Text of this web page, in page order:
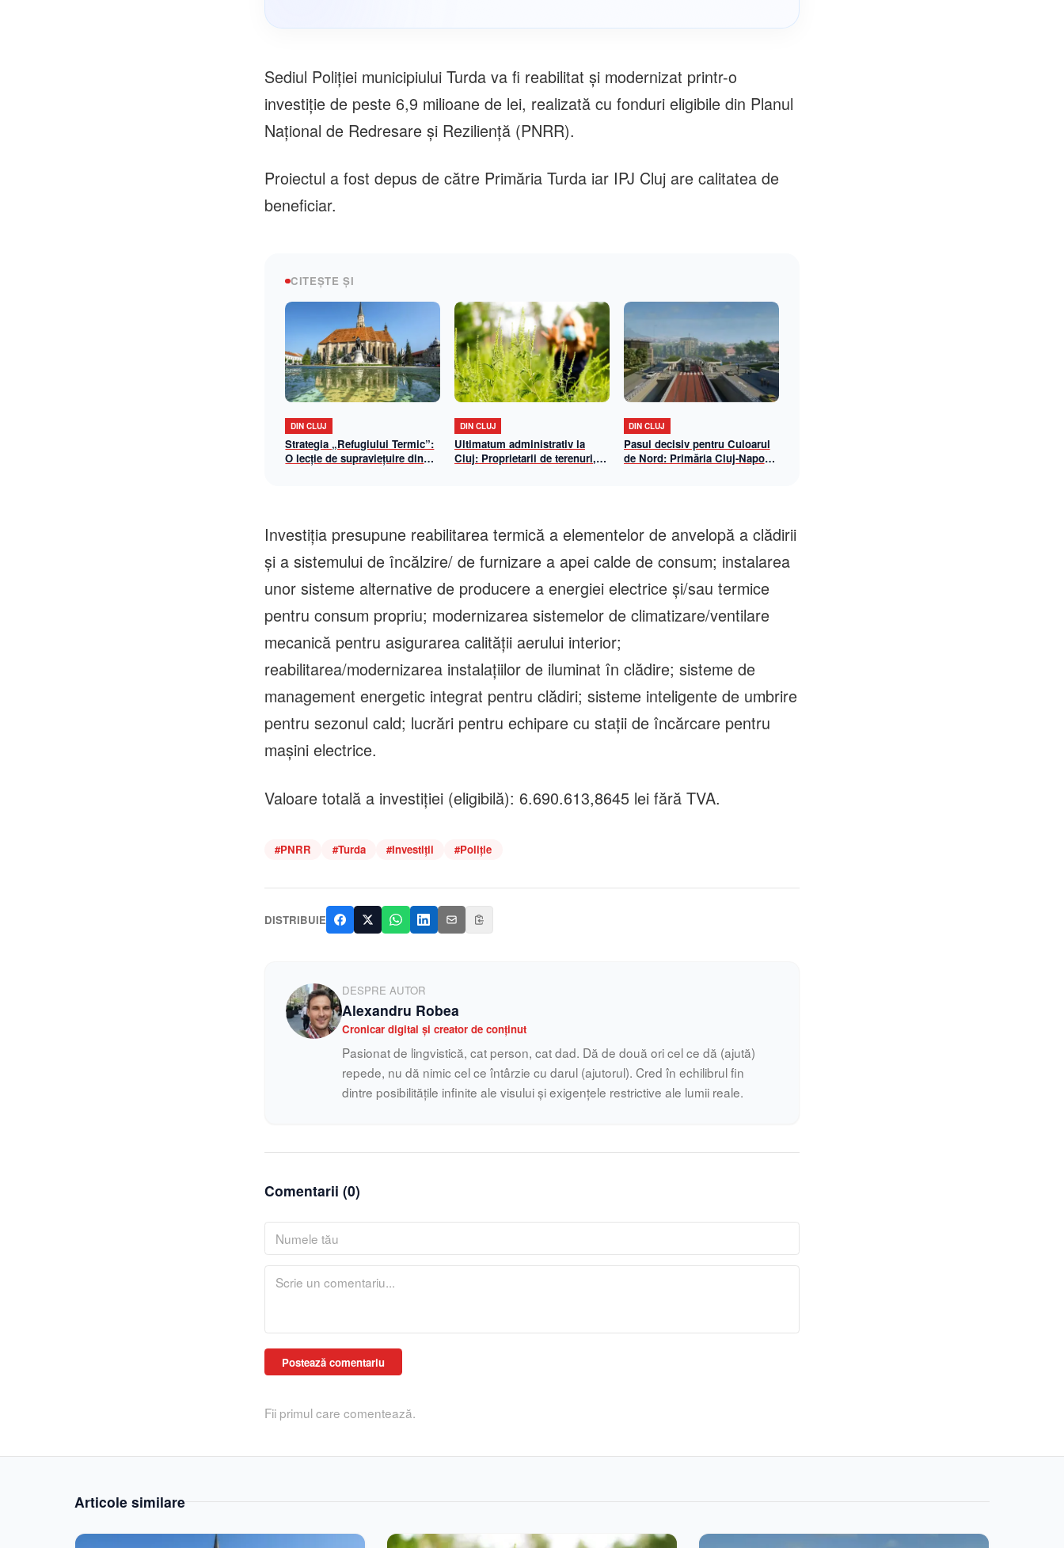
Sediul Poliţiei municipiului Turda va fi reabilitat şi modernizat printr-o
investiţie de peste 6,9 milioane de lei, realizată cu fonduri eligibile din Planul
Naţional de Redresare şi Rezilienţă (PNRR).
Proiectul a fost depus de către Primăria Turda iar IPJ Cluj are calitatea de
beneficiar.
CITEȘTE ȘI
DIN CLUJ
Strategia „Refugiului Termic”:
O lecție de supraviețuire din
DIN CLUJ
Ultimatum administrativ la
Cluj: Proprietarii de terenuri,
DIN CLUJ
Pasul decisiv pentru Culoarul
de Nord: Primăria Cluj-Napoca
Investiția presupune reabilitarea termică a elementelor de anvelopă a clădirii
și a sistemului de încălzire/ de furnizare a apei calde de consum; instalarea
unor sisteme alternative de producere a energiei electrice și/sau termice
pentru consum propriu; modernizarea sistemelor de climatizare/ventilare
mecanică pentru asigurarea calității aerului interior;
reabilitarea/modernizarea instalațiilor de iluminat în clădire; sisteme de
management energetic integrat pentru clădiri; sisteme inteligente de umbrire
pentru sezonul cald; lucrări pentru echipare cu stații de încărcare pentru
mașini electrice.
Valoare totală a investiției (eligibilă): 6.690.613,8645 lei fără TVA.
#PNRR #Turda #Investiții #Poliție
DISTRIBUIE
DESPRE AUTOR
Alexandru Robea
Cronicar digital și creator de conținut
Pasionat de lingvistică, cat person, cat dad. Dă de două ori cel ce dă (ajută)
repede, nu dă nimic cel ce întârzie cu darul (ajutorul). Cred în echilibrul fin
dintre posibilitățile infinite ale visului și exigențele restrictive ale lumii reale.
Comentarii (0)
Postează comentariu
Fii primul care comentează.
Articole similare